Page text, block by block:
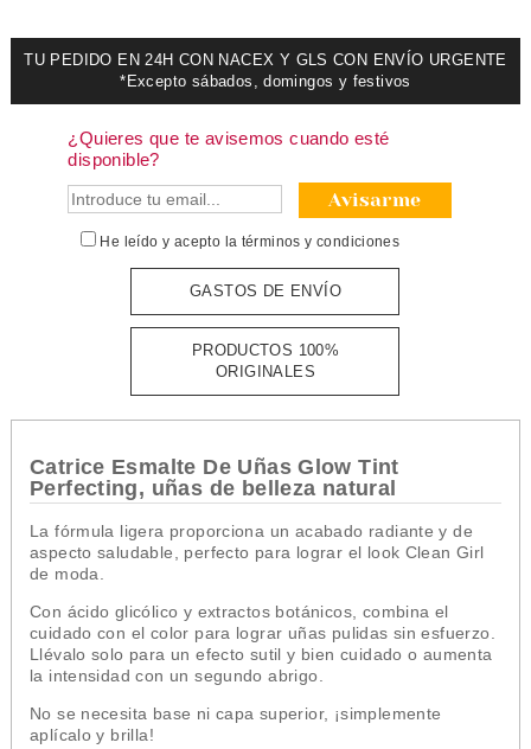
TU PEDIDO EN 24H CON NACEX Y GLS CON ENVÍO URGENTE
*Excepto sábados, domingos y festivos
¿Quieres que te avisemos cuando esté
disponible?
Avisarme
He leído y acepto la términos y condiciones
GASTOS DE ENVÍO
PRODUCTOS 100%
ORIGINALES
Catrice Esmalte De Uñas Glow Tint
Perfecting, uñas de belleza natural
La fórmula ligera proporciona un acabado radiante y de
aspecto saludable, perfecto para lograr el look Clean Girl
de moda.
Con ácido glicólico y extractos botánicos, combina el
cuidado con el color para lograr uñas pulidas sin esfuerzo.
Llévalo solo para un efecto sutil y bien cuidado o aumenta
la intensidad con un segundo abrigo.
No se necesita base ni capa superior, ¡simplemente
aplícalo y brilla!